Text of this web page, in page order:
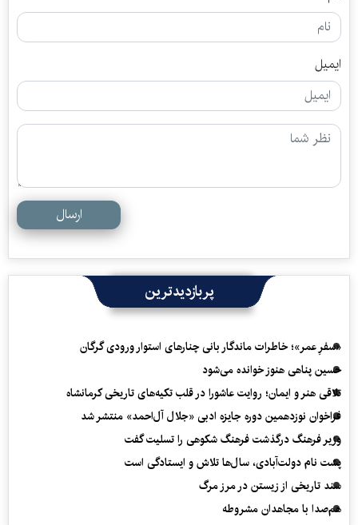
ایمیل
ارسال
پربازدیدترین
«سفرِ عمر»؛ خاطرات ماندگار بانی چنارهای استوار ورودی گرگان
حسین پناهی هنوز خوانده می‌شود
تلاقی هنر و ایمان؛ روایت عاشورا در قلب تکیه‌های تاریخی کرمانشاه
فراخوان نوزدهمین دوره جایزه ادبی «جلال آل‌احمد» منتشر شد
وزیر فرهنگ درگذشت فرهنگ شکوهی را تسلیت گفت
پشت نام دولت‌آبادی، سال‌ها تلاش و ایستادگی است
سند تاریخی از زیستن در مرز مرگ
هم‌صدا با مجاهدان مشروطه